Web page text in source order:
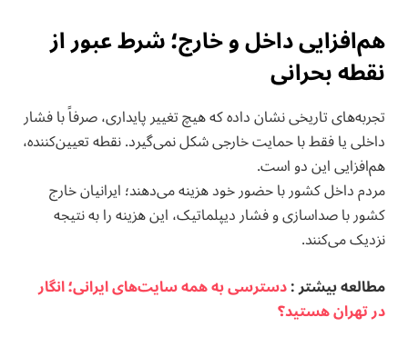
هم‌افزایی داخل و خارج؛ شرط عبور از
نقطه بحرانی
تجربه‌های تاریخی نشان داده که هیچ تغییر پایداری، صرفاً با فشار
داخلی یا فقط با حمایت خارجی شکل نمی‌گیرد. نقطه تعیین‌کننده،
هم‌افزایی این دو است.
مردم داخل کشور با حضور خود هزینه می‌دهند؛ ایرانیان خارج
کشور با صداسازی و فشار دیپلماتیک، این هزینه را به نتیجه
نزدیک می‌کنند.
مطالعه بيشتر :دسترسی به همه سایت‌های ایرانی؛ انگار
در تهران هستید؟